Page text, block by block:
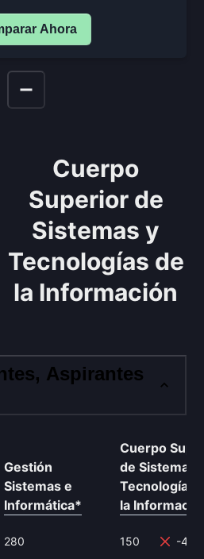
Ahora
Cuerpo
Superior de
Sistemas y
Tecnologías de
la Información
Aspirantes
Gestión
Sistemas e
Informática*
280
Cuerpo
de Sistemas
Tecnologías
la
150 -